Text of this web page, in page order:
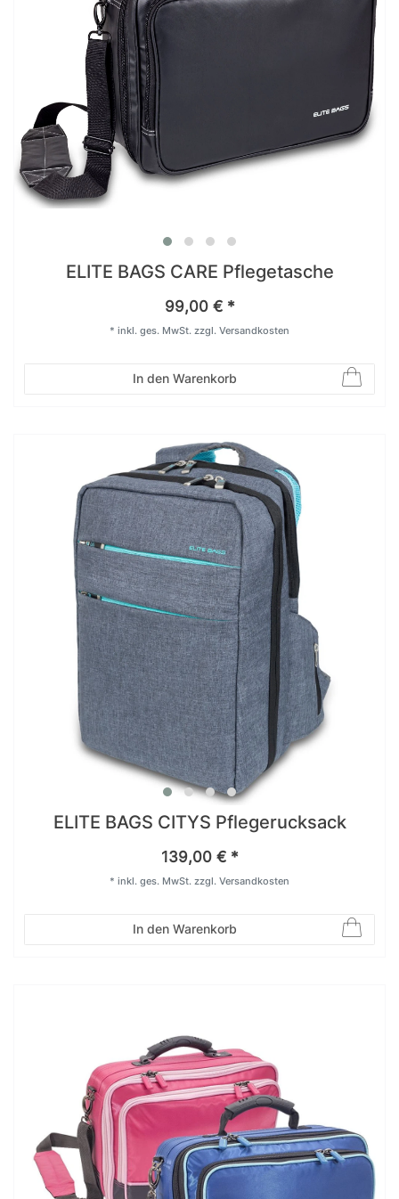
ELITE BAGS CARE Pflegetasche
99,00 € *
In den Warenkorb
* inkl. ges. MwSt. zzgl. Versandkosten
ELITE BAGS CITYS Pflegerucksack
139,00 € *
In den Warenkorb
* inkl. ges. MwSt. zzgl. Versandkosten